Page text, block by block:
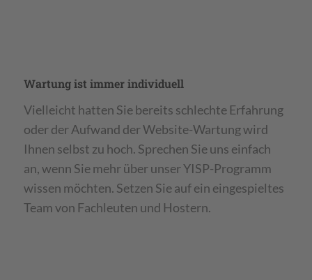
Wartung ist immer individuell
Vielleicht hatten Sie bereits schlechte Erfahrung
oder der Aufwand der Website-Wartung wird
Ihnen selbst zu hoch. Sprechen Sie uns einfach
an, wenn Sie mehr über unser YISP-Programm
wissen möchten. Setzen Sie auf ein eingespieltes
Team von Fachleuten und Hostern.